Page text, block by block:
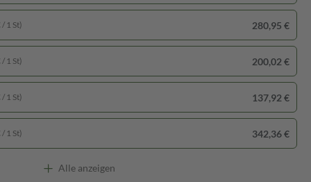
1 St) 280,95 €
1 St) 200,02 €
1 St) 137,92 €
1 St) 342,36 €
Alle anzeigen